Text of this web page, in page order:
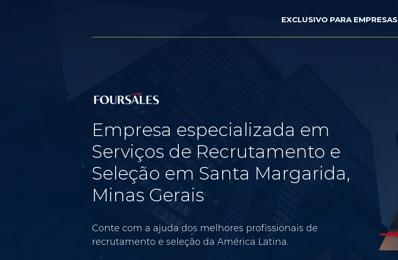
EXCLUSIVO PARA EMPRESAS
Empresa especializada em
Serviços de Recrutamento e
Seleção em Santa Margarida,
Minas Gerais
Conte com a ajuda dos melhores profissionais de
recrutamento e seleção da América Latina.